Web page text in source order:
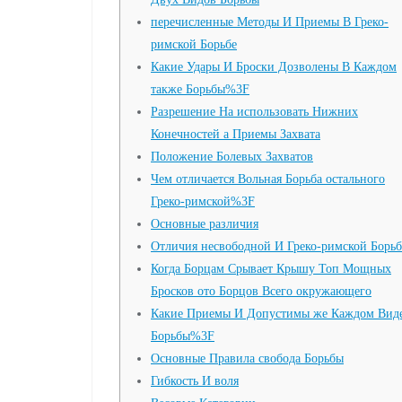
перечисленные Методы И Приемы В Греко-
римской Борьбе
Какие Удары И Броски Дозволены В Каждом
также Борьбы%3F
Разрешение На использовать Нижних
Конечностей а Приемы Захвата
Положение Болевых Захватов
Чем отличается Вольная Борьба остального
Греко-римской%3F
Основные различия
Отличия несвободной И Греко-римской
Когда Борцам Срывает Крышу Топ Мощных
Бросков ото Борцов Всего окружающего
Какие Приемы И Допустимы же Каждом
Борьбы%3F
Основные Правила свобода Борьбы
Гибкость И воля